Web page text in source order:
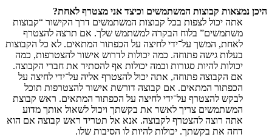
היכן נמצאות קבוצות המשתמשים וכיצד אני מצטרף לאחת?
אתה יכול לצפות בכל קבוצות המשתמשים דרך הקישור “קבוצות
משתמשים” בלוח הבקרה למשתמש שלך. אם תרצה להצטרף
לאחת, המשך על־ידי לחיצה על הכפתור המתאים. לא כל הקבוצות
בעלות גישה פתוחה. כמה יכולות לדרוש אישור להצטרפות, כמה
יכולות להיות סגורות וכמה יכולות אף להסתיר את חברי הקבוצה.
אם הקבוצה פתוחה, אתה יכול להצטרף אליה על־ידי לחיצה על
הכפתור המתאים. אם קבוצה דורשת אישור להצטרפות תוכל
לבקש להצטרף על־ידי לחיצה על הכפתור המתאים. ראש קבוצת
המשתמשים צריך לאשר את בקשתך ויכול לשאול אותך מדוע
אתה רוצה להצטרף לקבוצה. אנא אל תטריד ראש קבוצה אם הוא
דחה את בקשתך. יכולות להיות לו הסיבות שלו.